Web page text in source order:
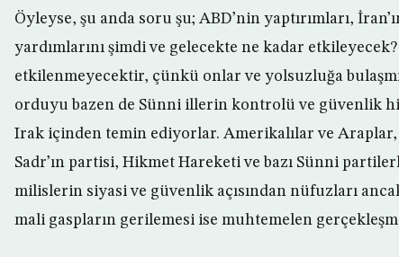
Öyleyse, şu anda soru şu; ABD’nin yaptırımları,
yardımlarını şimdi ve gelecekte ne kadar
etkilenmeyecektir, çünkü onlar ve yolsuzluğa
orduyu bazen de Sünni illerin kontrolü ve güvenlik
Irak içinden temin ediyorlar. Amerikalılar ve Araplar,
Sadr’ın partisi, Hikmet Hareketi ve bazı Sünni
milislerin siyasi ve güvenlik açısından nüfuzları
mali gaspların gerilemesi ise muhtemelen